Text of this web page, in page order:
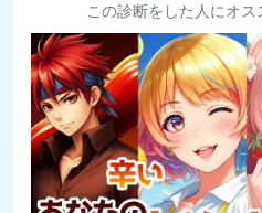
この診断をした人にオ